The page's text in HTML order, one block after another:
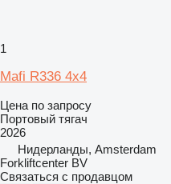
1
Mafi R336 4x4
Цена по запросу
Портовый тягач
2026
Нидерланды, Amsterdam
Forkliftcenter BV
Связаться с продавцом